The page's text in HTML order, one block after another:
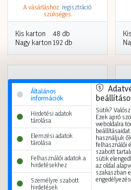
A vásárláshoz regisztráció
szükséges.
Kis karton
48 db
Nagy karton 192 db
Selyemvirág csokor őszi 39cm sárga
Általános
információk
Hirdetési adatok
tárolása
Elemzési adatok
tárolása
Felhasználói adatok a
hirdetésekhez
Személyre szabott
hirdetések
Sütik?
Ezek apró
weboldalra
használjuk
felhasználói
szabott
sütik
az oldal
szakaszban